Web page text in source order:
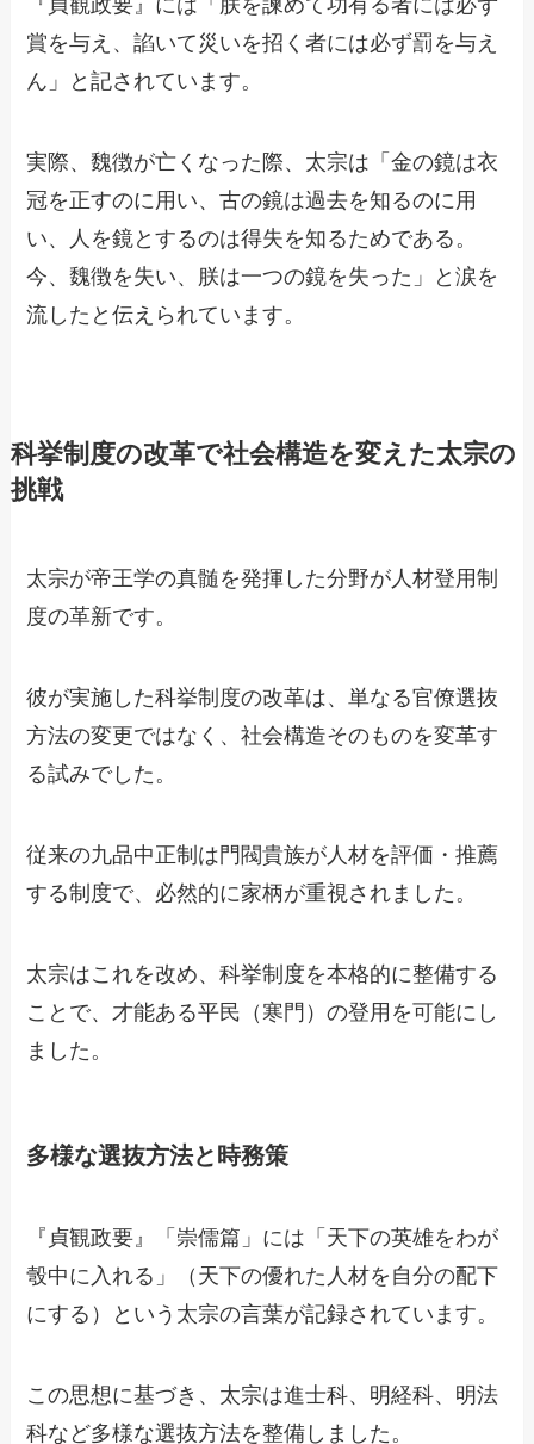
『貞観政要』には「朕を諫めて功有る者には必ず
賞を与え、諂いて災いを招く者には必ず罰を与え
ん」と記されています。
実際、魏徴が亡くなった際、太宗は「金の鏡は衣
冠を正すのに用い、古の鏡は過去を知るのに用
い、人を鏡とするのは得失を知るためである。
今、魏徴を失い、朕は一つの鏡を失った」と涙を
流したと伝えられています。
科挙制度の改革で社会構造を変えた太宗の
挑戦
太宗が帝王学の真髄を発揮した分野が人材登用制
度の革新です。
彼が実施した科挙制度の改革は、単なる官僚選抜
方法の変更ではなく、社会構造そのものを変革す
る試みでした。
従来の九品中正制は門閥貴族が人材を評価・推薦
する制度で、必然的に家柄が重視されました。
太宗はこれを改め、科挙制度を本格的に整備する
ことで、才能ある平民（寒門）の登用を可能にし
ました。
多様な選抜方法と時務策
『貞観政要』「崇儒篇」には「天下の英雄をわが
彀中に入れる」（天下の優れた人材を自分の配下
にする）という太宗の言葉が記録されています。
この思想に基づき、太宗は進士科、明経科、明法
科など多様な選抜方法を整備しました。